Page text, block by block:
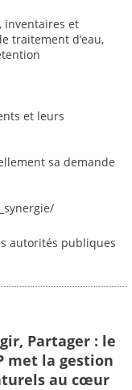
inventaires et
traitement d’eau,
et leurs
sa demande
autorités publiques
Partager : le
met la gestion
au cœur